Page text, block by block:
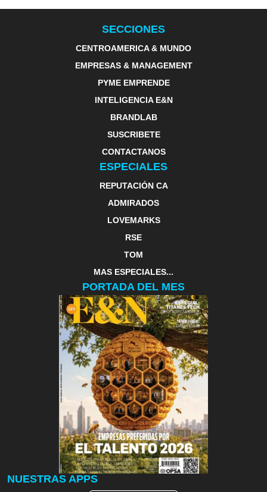
SECCIONES
CENTROAMERICA & MUNDO
EMPRESAS & MANAGEMENT
PYME EMPRENDE
INTELIGENCIA E&N
BRANDLAB
SUSCRIBETE
CONTACTANOS
ESPECIALES
REPUTACIÓN CA
ADMIRADOS
LOVEMARKS
RSE
TOM
MAS ESPECIALES...
PORTADA DEL MES
NUESTRAS APPS